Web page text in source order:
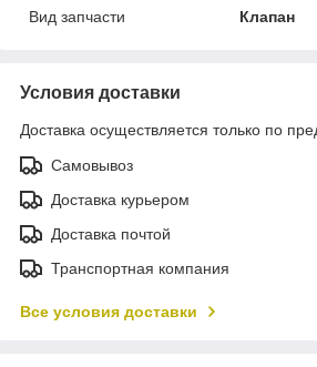
Вид запчасти
Клапан
Условия доставки
Доставка осуществляется только по
Самовывоз
Доставка курьером
Доставка почтой
Транспортная компания
Все условия доставки